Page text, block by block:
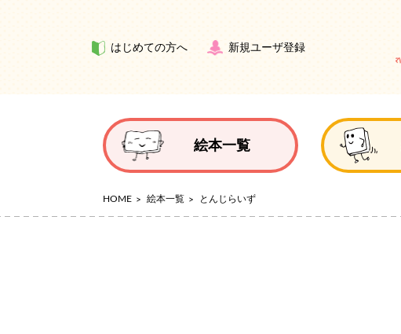
はじめての方へ 新規ユーザ登録
絵本一覧
HOME 絵本一覧 とんじらいず